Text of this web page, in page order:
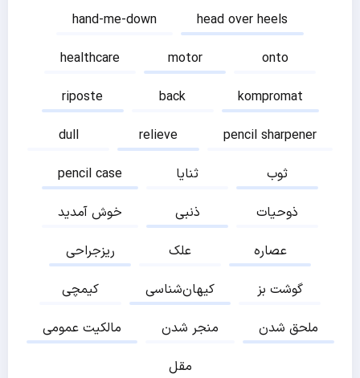
hand-me-down
head over heels
healthcare
motor
onto
riposte
back
kompromat
dull
relieve
pencil sharpener
pencil case
ثنایا
ثوب
خوش آمدید
ذنبی
ذوحیات
ریزجراحی
علک
عصاره
کیمچی
کیهان‌شناسی
گوشت بز
مالکیت عمومی
منجر شدن
ملحق شدن
مقل